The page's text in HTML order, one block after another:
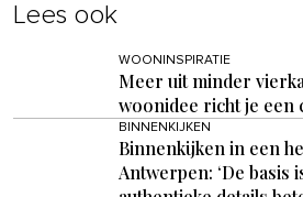
Lees ook
WOONINSPIRATIE
Meer uit minder
woonidee richt je een
BINNENKIJKEN
Binnenkijken in een
Antwerpen: ‘De basis